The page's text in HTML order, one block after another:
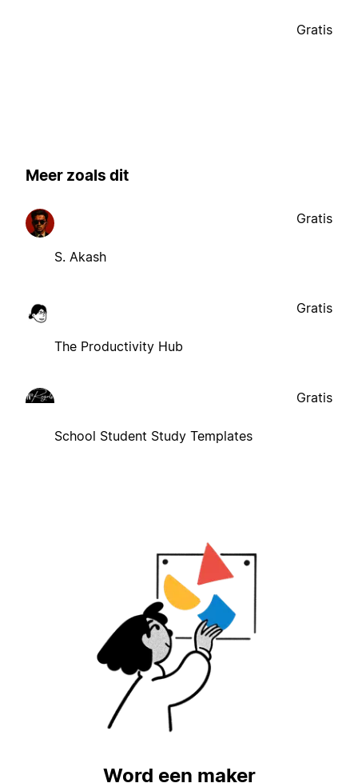
Gratis
Meer zoals dit
S. Akash
Gratis
The Productivity Hub
Gratis
School Student Study Templates
Gratis
Word een maker